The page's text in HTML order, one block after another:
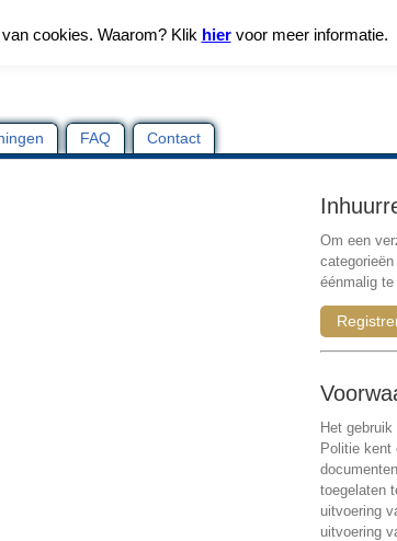
FAQ Contact
Om een
éénmalig
Het
Politie kent
toegelaten
uitvoering
uitvoering
cookies. Waarom? Klik hiervoor meer informatie.